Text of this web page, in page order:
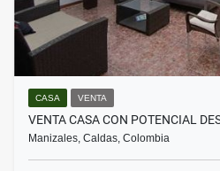
CASA VENTA
VENTA CASA CON POTENCIAL
Manizales, Caldas, Colombia